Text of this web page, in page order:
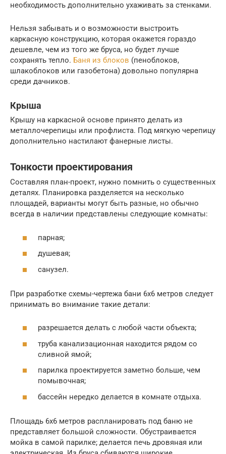
необходимость дополнительно ухаживать за стенками.
Нельзя забывать и о возможности выстроить
каркасную конструкцию, которая окажется гораздо
дешевле, чем из того же бруса, но будет лучше
сохранять тепло. Баня из блоков (пеноблоков,
шлакоблоков или газобетона) довольно популярна
среди дачников.
Крыша
Крышу на каркасной основе принято делать из
металлочерепицы или профлиста. Под мягкую черепицу
дополнительно настилают фанерные листы.
Тонкости проектирования
Составляя план-проект, нужно помнить о существенных
деталях. Планировка разделяется на несколько
площадей, варианты могут быть разные, но обычно
всегда в наличии представлены следующие комнаты:
парная;
душевая;
санузел.
При разработке схемы-чертежа бани 6х6 метров следует
принимать во внимание такие детали:
разрешается делать с любой части объекта;
труба канализационная находится рядом со
сливной ямой;
парилка проектируется заметно больше, чем
помывочная;
бассейн нередко делается в комнате отдыха.
Площадь 6х6 метров распланировать под баню не
представляет большой сложности. Обустраивается
мойка в самой парилке; делается печь дровяная или